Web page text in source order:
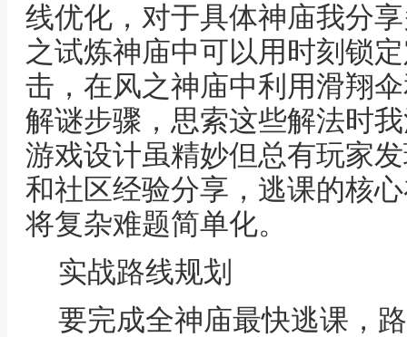
线优化，对于具体神庙我分
之试炼神庙中可以用时刻锁
击，在风之神庙中利用滑翔
解谜步骤，思索这些解法时
游戏设计虽精妙但总有玩家
和社区经验分享，逃课的核
将复杂难题简单化。
实战路线规划
要完成全神庙最快逃课，